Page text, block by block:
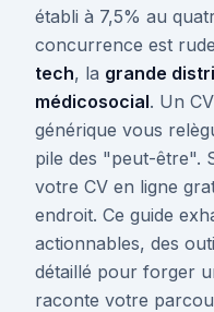
établi à 7,5% au
concurrence est
tech, la grande
médicosocial. Un
générique vous
pile des "peut-être".
votre CV en ligne
endroit. Ce guide
actionnables, des
détaillé pour forger
raconte votre